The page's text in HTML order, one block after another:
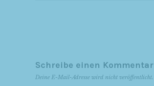
Schreibe einen Kommentar
Deine E-Mail-Adresse wird nicht veröffentlicht.